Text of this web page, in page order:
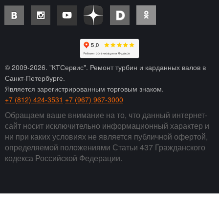
© 2009-2026. "КТСервис". Ремонт турбин и карданных валов в
Санкт-Петербурге.
Является зарегистрированным торговым знаком.
+7 (812) 424-3531 +7 (967) 967-3000
Обращаем ваше внимание на то, что данный интернет-
сайт носит исключительно информационный характер и
ни при каких условиях не является публичной офертой,
определяемой положениями Статьи 437 Гражданского
кодекса Российской Федерации.